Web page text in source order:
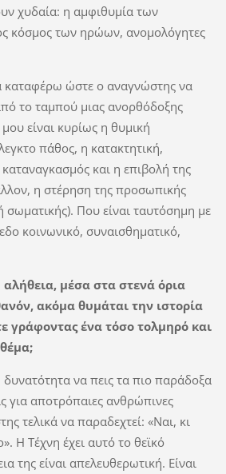
χυδαία: η αμφιθυμία των
κόσμος των ηρώων, ανομολόγητες
ώστε ο αναγνώστης να
το ταμπού μιας ανορθόδοξης
είναι κυρίως η θυμική
πάθος, η κατακτητική,
και η επιβολή της
η στέρηση της προσωπικής
σωματικής). Που είναι ταυτόσημη με
κοινωνικό, συναισθηματικό,
μέσα στα στενά όρια
ακόμα θυμάται την ιστορία
γράφοντας ένα τόσο τολμηρό και
δυνατότητα να πεις τα πιο παράδοξα
για αποτρόπαιες ανθρώπινες
τελικά να παραδεχτεί: «Ναι, κι
Η Τέχνη έχει αυτό το θεϊκό
της είναι απελευθερωτική. Είναι